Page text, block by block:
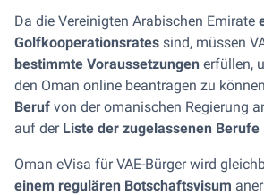
Da die Vereinigten Arabischen Emirate
Golfkooperationsrates sind, müssen
bestimmte Voraussetzungen erfüllen,
den Oman online beantragen zu
Beruf von der omanischen Regierung
auf der Liste der zugelassenen Berufe
Oman eVisa für VAE-Bürger wird
einem regulären Botschaftsvisum